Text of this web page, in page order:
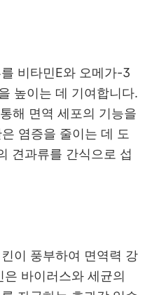
비타민E와 오메가-3
높이는 데 기여합니다.
해 면역 세포의 기능을
염증을 줄이는 데 도
견과류를 간식으로 섭
이 풍부하여 면역력 강
바이러스와 세균의